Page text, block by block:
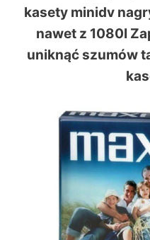
kasety minidv
nawet z 1080I
uniknąć szumów